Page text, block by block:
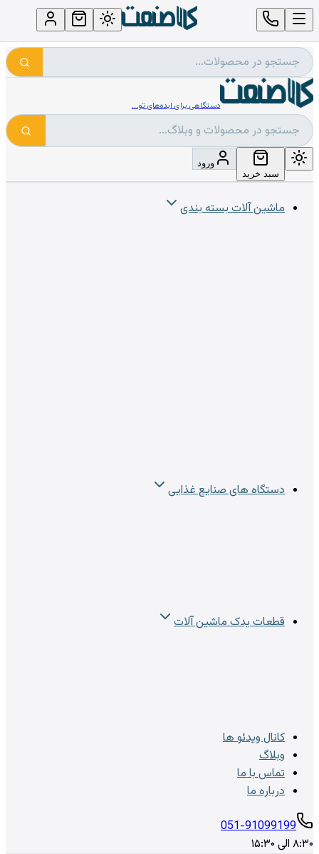
دستگاهی برای ایده‌های تو...
سبد خرید
ورود
ماشین آلات بسته بندی
دستگاه های صنایع غذایی
قطعات یدک ماشین آلات
کانال ویدئو ها
وبلاگ
تماس با ما
درباره ما
051-91099199
۸:۳۰ الی ۱۵:۳۰